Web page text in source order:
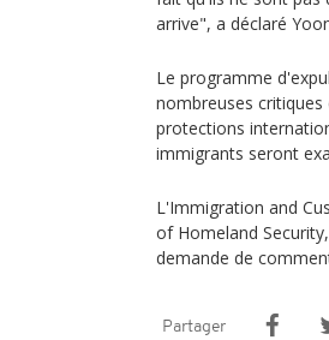
arrive", a déclaré
Le programme
nombreuses
protections
immigrants seront
L'Immigration and
of Homeland
demande de
Partager